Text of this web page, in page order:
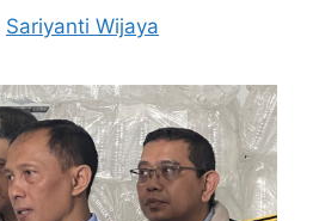
Sariyanti Wijaya